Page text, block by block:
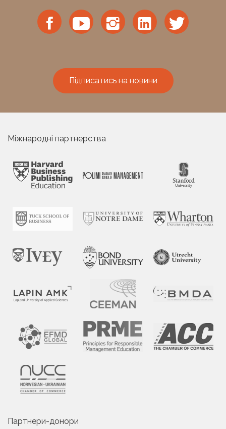
Підписатись на новини
Міжнародні партнерства
Партнери-донори